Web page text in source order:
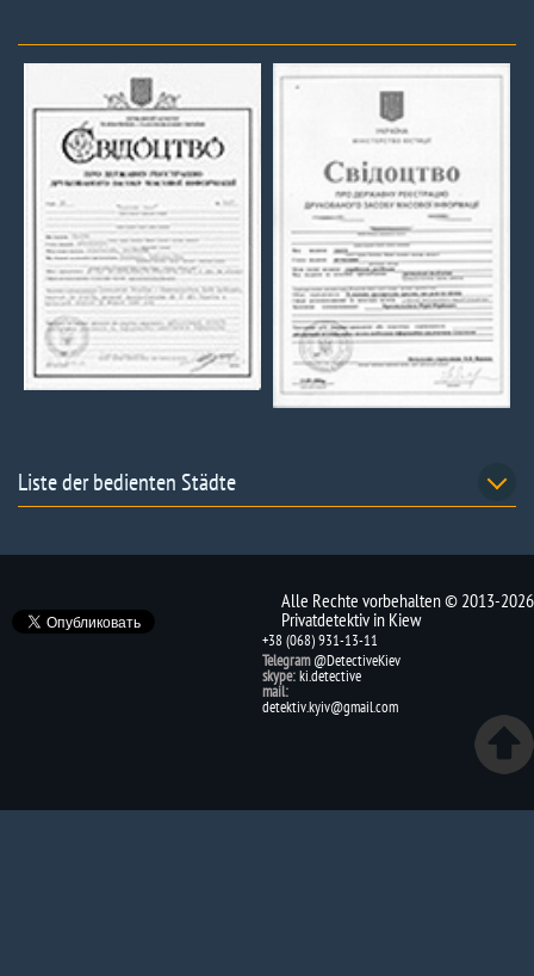
Liste der bedienten Städte
Alle Rechte vorbehalten © 2013-2026
Privatdetektiv in Kiew
+38 (068) 931-13-11
Telegram @DetectiveKiev
skype:ki.detective
mail:
detektiv.kyiv@gmail.com